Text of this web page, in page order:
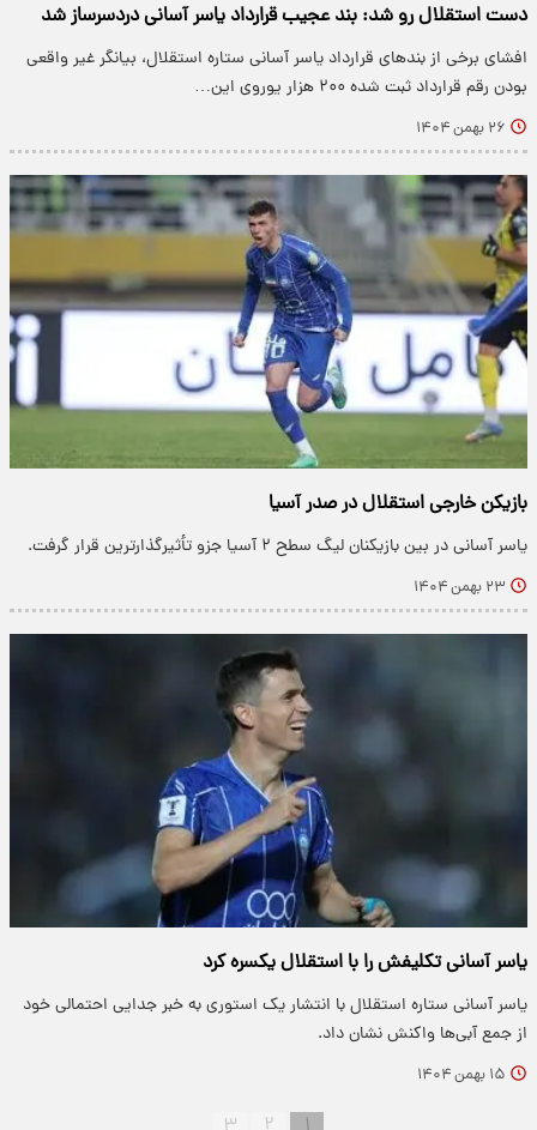
دست استقلال رو شد: بند عجیب قرارداد یاسر آسانی دردسرساز شد
افشای برخی از بندهای قرارداد یاسر آسانی ستاره استقلال، بیانگر غیر واقعی
بودن رقم قرارداد ثبت شده ۲۰۰ هزار یوروی این…
۲۶ بهمن ۱۴۰۴
بازیکن خارجی استقلال در صدر آسیا
یاسر آسانی در بین بازیکنان لیگ سطح ۲ آسیا جزو تأثیرگذارترین قرار گرفت.
۲۳ بهمن ۱۴۰۴
یاسر آسانی تکلیفش را با استقلال یکسره کرد
یاسر آسانی ستاره استقلال با انتشار یک استوری به خبر جدایی احتمالی خود
از جمع آبی‌ها واکنش نشان داد.
۱۵ بهمن ۱۴۰۴